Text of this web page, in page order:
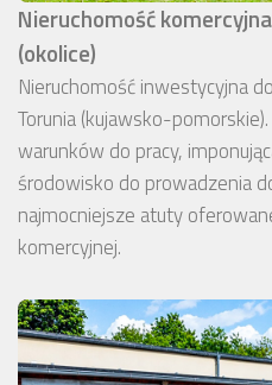
Nieruchomość
(okolice)
Nieruchomość inwestycyjna
Torunia (kujawsko-
warunków do pracy,
środowisko do prowadzenia
najmocniejsze atuty
komercyjnej.